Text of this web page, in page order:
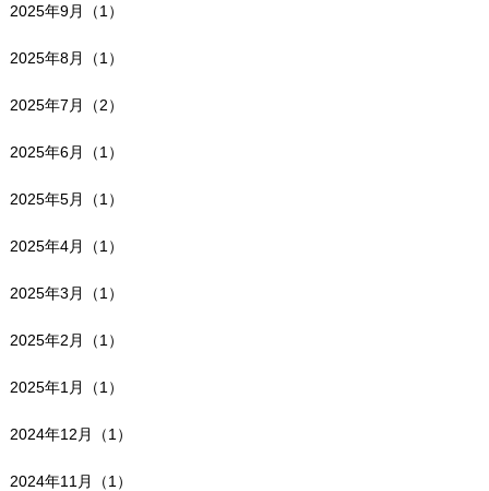
2025年9月（1）
2025年8月（1）
2025年7月（2）
2025年6月（1）
2025年5月（1）
2025年4月（1）
2025年3月（1）
2025年2月（1）
2025年1月（1）
2024年12月（1）
2024年11月（1）